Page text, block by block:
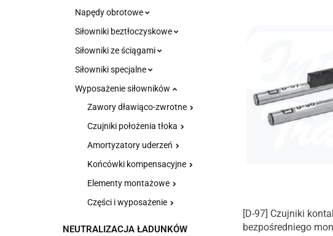
Napędy obrotowe
Siłowniki beztłoczyskowe
Siłowniki ze ściągami
Siłowniki specjalne
Wyposażenie siłowników
Zawory dławiąco-zwrotne
Czujniki położenia tłoka
Amortyzatory uderzeń
Końcówki kompensacyjne
Elementy montażowe
Części i wyposażenie
NEUTRALIZACJA ŁADUNKÓW
[D-97] Czujniki
bezpośredniego